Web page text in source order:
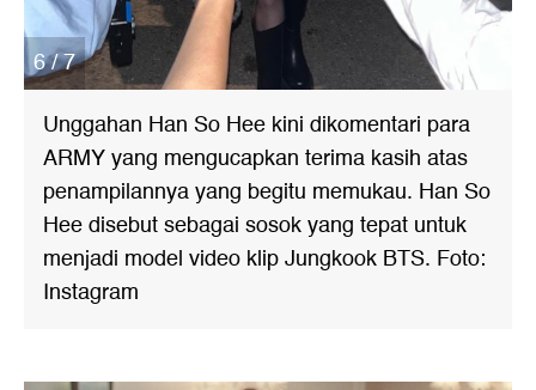
6 / 7
Unggahan Han So Hee kini dikomentari para
ARMY yang mengucapkan terima kasih atas
penampilannya yang begitu memukau. Han So
Hee disebut sebagai sosok yang tepat untuk
menjadi model video klip Jungkook BTS. Foto:
Instagram